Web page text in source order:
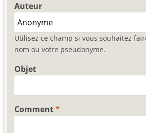
Auteur
Utilisez ce champ si vous souhaitez
nom ou votre pseudonyme.
Objet
Comment